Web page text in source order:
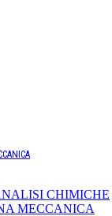
CHIMICHE
MECCANICA